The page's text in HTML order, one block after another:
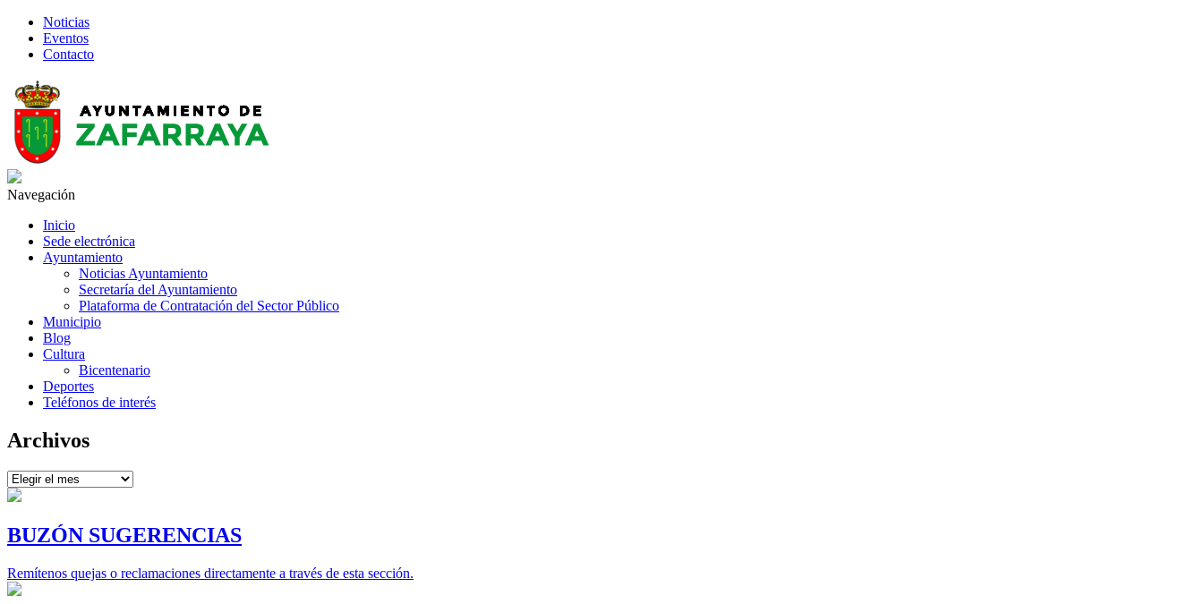
Noticias
Eventos
Contacto
Navegación
Inicio
Sede electrónica
Ayuntamiento
Noticias Ayuntamiento
Secretaría del Ayuntamiento
Plataforma de Contratación del Sector Público
Municipio
Blog
Cultura
Bicentenario
Deportes
Teléfonos de interés
Archivos
Archivos
BUZÓN SUGERENCIAS
Remítenos quejas o reclamaciones directamente a través de esta sección.